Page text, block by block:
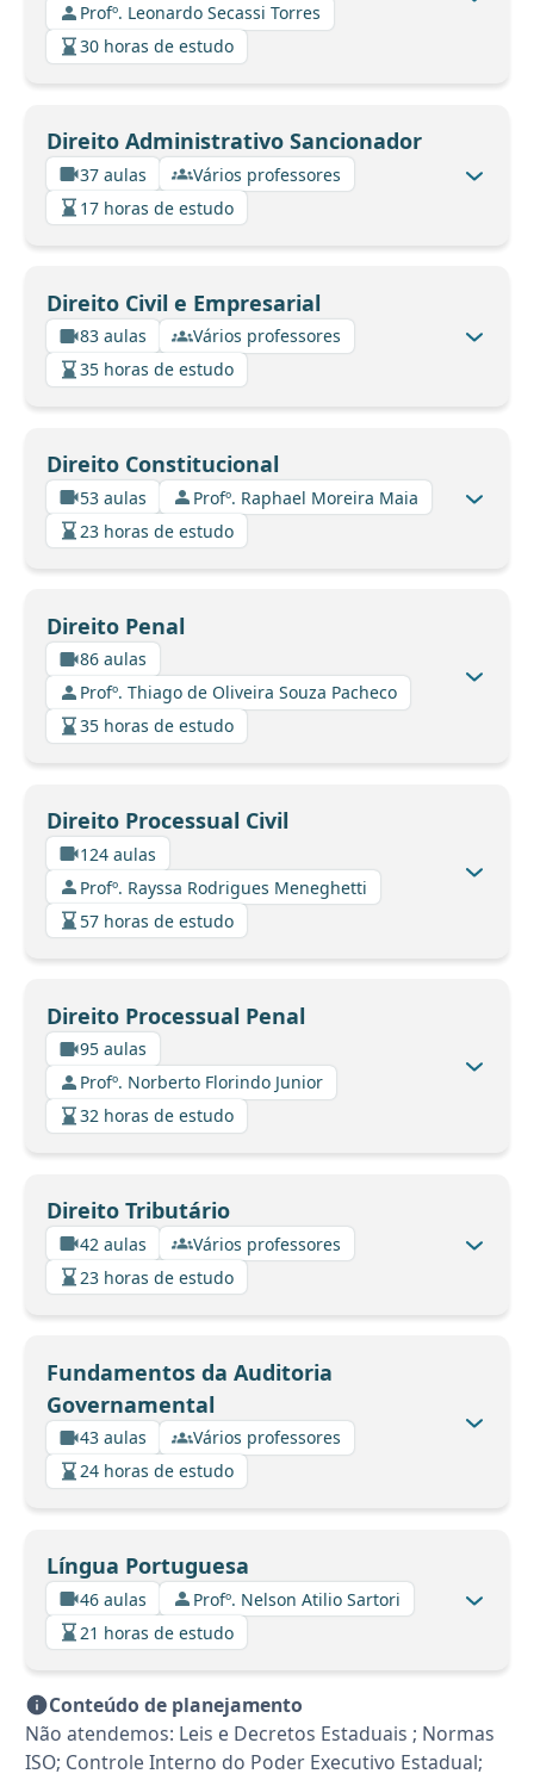
Profº. Leonardo Secassi Torres
30 horas de estudo
Direito Administrativo Sancionador
37 aulas
Vários professores
17 horas de estudo
Direito Civil e Empresarial
83 aulas
Vários professores
35 horas de estudo
Direito Constitucional
53 aulas
Profº. Raphael Moreira Maia
23 horas de estudo
Direito Penal
86 aulas
Profº. Thiago de Oliveira Souza Pacheco
35 horas de estudo
Direito Processual Civil
124 aulas
Profº. Rayssa Rodrigues Meneghetti
57 horas de estudo
Direito Processual Penal
95 aulas
Profº. Norberto Florindo Junior
32 horas de estudo
Direito Tributário
42 aulas
Vários professores
23 horas de estudo
Fundamentos da Auditoria
Governamental
43 aulas
Vários professores
24 horas de estudo
Língua Portuguesa
46 aulas
Profº. Nelson Atilio Sartori
21 horas de estudo
Conteúdo de planejamento
Não atendemos: Leis e Decretos Estaduais ; Normas
ISO; Controle Interno do Poder Executivo Estadual;